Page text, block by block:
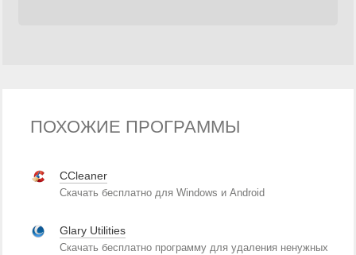
ПОХОЖИЕ ПРОГРАММЫ
CCleaner
Скачать бесплатно для Windows и Android
Glary Utilities
Скачать бесплатно программу для удаления ненужных